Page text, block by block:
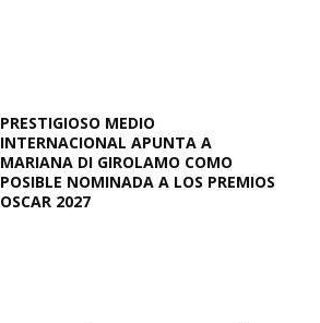
PRESTIGIOSO MEDIO
INTERNACIONAL APUNTA A
MARIANA DI GIROLAMO COMO
POSIBLE NOMINADA A LOS PREMIOS
OSCAR 2027